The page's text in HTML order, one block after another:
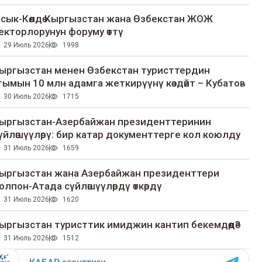
Көлдө Кыргызстан жана Өзбекстан ЖОЖ
форуму өттү
29 Июль 2026 1998
менен Өзбекстан туристтердин
10 млн адамга жеткирүүнү көздөйт – Кубатов
30 Июль 2026 1715
Азербайжан президенттеринин
бир катар документтерге кол коюлду
31 Июль 2026 1659
жана Азербайжан президенттери
Атада сүйлөшүүлөрдү өткөрдү
31 Июль 2026 1620
туристтик имиджин кантип бекемдөөдө?
31 Июль 2026 1512